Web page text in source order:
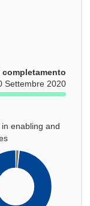
completamento
Settembre 2020
enabling and